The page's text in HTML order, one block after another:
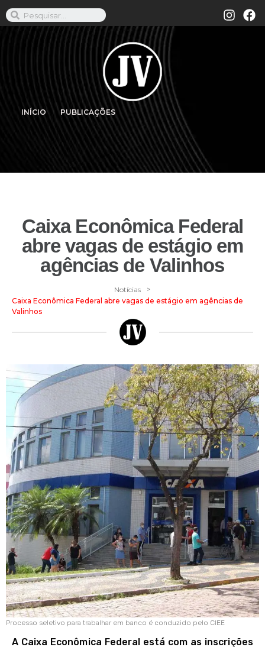
INÍCIO PUBLICAÇÕES
Caixa Econômica Federal
abre vagas de estágio em
agências de Valinhos
Notícias >
Caixa Econômica Federal abre vagas de estágio em agências de
Valinhos
Processo seletivo para trabalhar em banco é conduzido pelo CIEE
A Caixa Econômica Federal está com as inscrições